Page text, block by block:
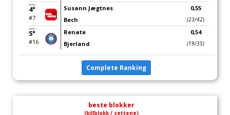
4°
#7
Susann Jægtnes
Bech
0,55
(23/42)
5°
#16
Renate
Bjerland
0,54
(19/35)
Complete Ranking
beste blokker
(killblokk / settene)